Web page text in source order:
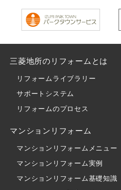
三菱地所のリフォームとは
リフォームライブラリー
サポートシステム
リフォームのプロセス
マンションリフォーム
マンションリフォームメニュー
マンションリフォーム実例
マンションリフォーム基礎知識